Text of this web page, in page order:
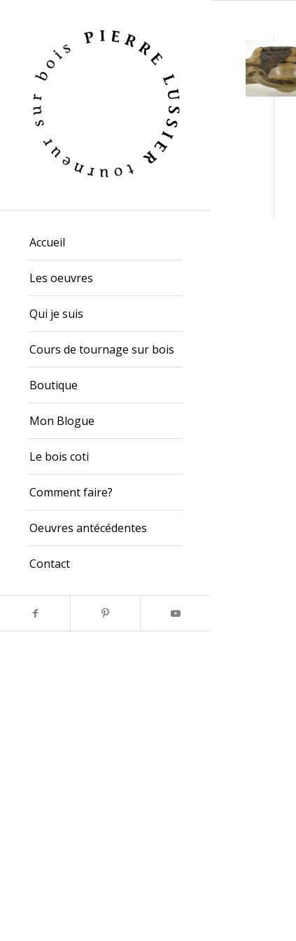
Accueil
Les oeuvres
Qui je suis
Cours de tournage sur bois
Boutique
Mon Blogue
Le bois coti
Comment faire?
Oeuvres antécédentes
Contact